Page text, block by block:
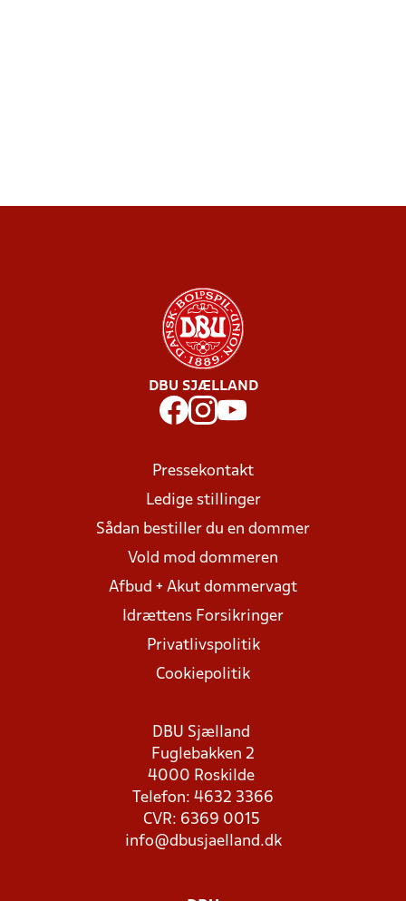
DBU SJÆLLAND
Pressekontakt
Ledige stillinger
Sådan bestiller du en dommer
Vold mod dommeren
Afbud + Akut dommervagt
Idrættens Forsikringer
Privatlivspolitik
Cookiepolitik
DBU Sjælland
Fuglebakken 2
4000 Roskilde
Telefon: 4632 3366
CVR: 6369 0015
info@dbusjaelland.dk